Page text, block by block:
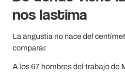
nos lastima
La angustia no nace del
comparar.
A los 67 hombres del trabajo de